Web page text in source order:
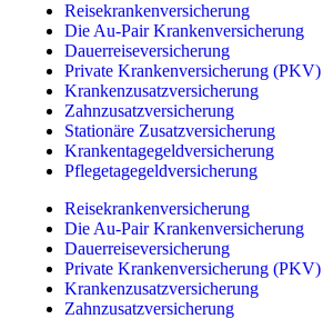
Reisekrankenversicherung
Die Au-Pair Krankenversicherung
Dauerreiseversicherung
Private Krankenversicherung (PKV)
Krankenzusatzversicherung
Zahnzusatzversicherung
Stationäre Zusatzversicherung
Krankentagegeldversicherung
Pflegetagegeldversicherung
Reisekrankenversicherung
Die Au-Pair Krankenversicherung
Dauerreiseversicherung
Private Krankenversicherung (PKV)
Krankenzusatzversicherung
Zahnzusatzversicherung